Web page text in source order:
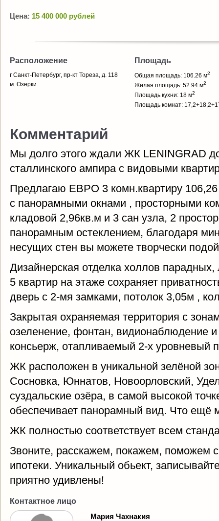
Цена: 15 400 000 рублей
Расположение
г Санкт-Петербург, пр-кт Тореза, д. 118
м. Озерки
Площадь
Общая площадь: 106.26 м2
Жилая площадь: 52.94 м2
Площадь кухни: 18 м2
Площадь комнат:
Комментарий
Мы долго этого ждали ЖК LENINGRAD
сталлинского ампира с видовыми
Предлагаю ЕВРО 3 комн.квартиру 106,26
с панорамными окнами , просторными
кладовой 2,96кв.м и 3 сан узла, 2
панорамным остеклением, благодаря
несущих стен вы можете творчески
Дизайнерская отделка холлов
5 квартир на этаже сохраняет
дверь с 2-мя замками, потолок 3,05м ,
Закрытая охраняемая территория с
озеленение, фонтан, видионаблюдение и
консьерж, отапливаемый 2-х уровневый
ЖК расположен в уникальной зелёной
Сосновка, Юннатов, Новоорловский,
суздальские озёра, в самой высокой
обеспечивает панорамный вид. Что ещё
ЖК полностью соответствует всем
Звоните, расскажем, покажем, поможем
ипотеки. Уникальный обьект,
приятно удивлены!
Контактное лицо
Мария Чахнакия